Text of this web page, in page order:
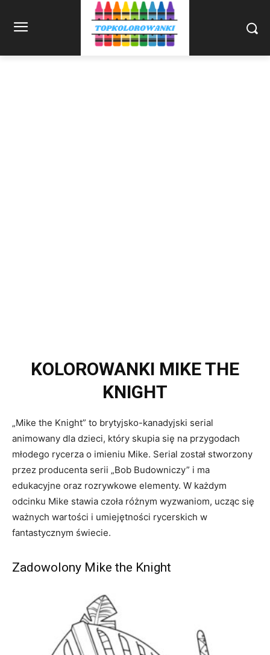
KOLOROWANKI MIKE THE
KNIGHT
„Mike the Knight” to brytyjsko-kanadyjski serial
animowany dla dzieci, który skupia się na przygodach
młodego rycerza o imieniu Mike. Serial został stworzony
przez producenta serii „Bob Budowniczy” i ma
edukacyjne oraz rozrywkowe elementy. W każdym
odcinku Mike stawia czoła różnym wyzwaniom, ucząc się
ważnych wartości i umiejętności rycerskich w
fantastycznym świecie.
Zadowolony Mike the Knight